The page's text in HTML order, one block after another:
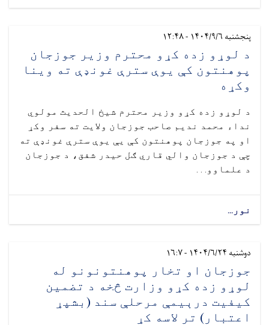
پنجشنبه ۱۴۰۴/۹/۶ - ۱۲:۴۸
د لوړو زده کړو محترم وزیر جوزجان
پوهنتون کې يوې سترې غونډې ته وینا
وکړه
د لوړو زده کړو وزیر محترم شیخ الحدیث مولوي
نداء محمد ندیم صاحب جوزجان ولایت ته سفر وکړ
او په جوزجان پوهنتون کې يې یوې سترې غونډې ته
چې د جوزجان والي قاري ګل‌ حیدر شفق، د جوزجان
د علماوو. . .
نور...
دوشنبه ۱۴۰۴/۶/۲۴ - ۱۶:۷
جوزجان او تخار پوهنتونونو له
لوړو زده کړو وزارت څخه د تضمین
کیفیت درېیمې مرحلې سند (بشپړ
اعتبار) تر لاسه کړ